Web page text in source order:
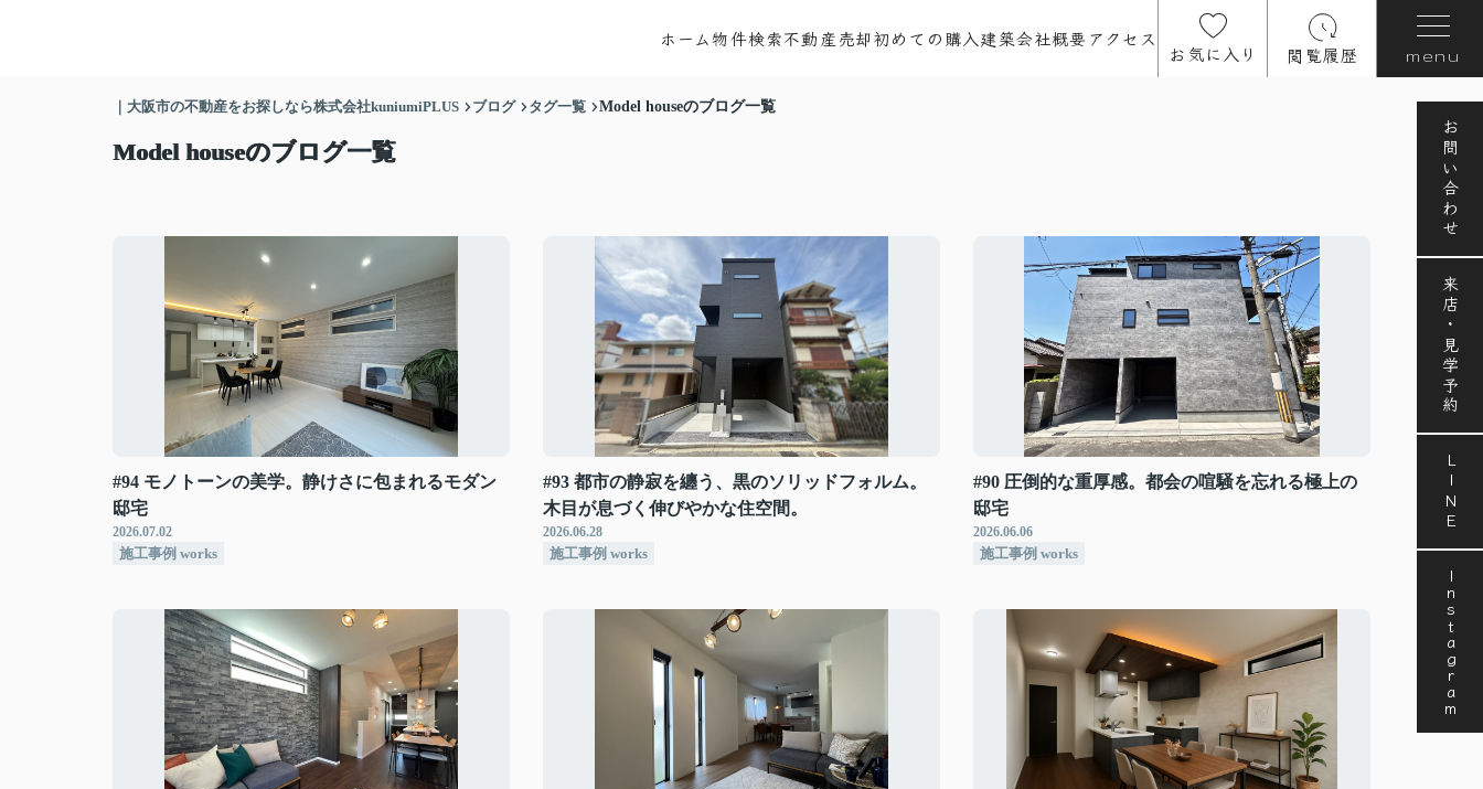
ホーム物件検索不動産売却初めての購入建築会社概要アクセス
お気に入り 閲覧履歴 menu
お問い合わせ
来店・見学予約
LINE
Instagram
｜大阪市の不動産をお探しなら株式会社kuniumiPLUS ブログ タグ一覧 Model houseのブログ一覧
Model houseのブログ一覧
#94 モノトーンの美学。静けさに包まれるモダン
邸宅
2026.07.02
施工事例 works
#93 都市の静寂を纏う、黒のソリッドフォルム。
木目が息づく伸びやかな住空間。
2026.06.28
施工事例 works
#90 圧倒的な重厚感。都会の喧騒を忘れる極上の
邸宅
2026.06.06
施工事例 works